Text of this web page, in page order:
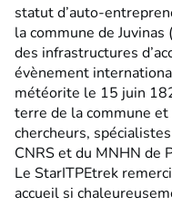
statut d’auto-
la commune de
des infrastructures
évènement
météorite le 15 juin
terre de la commune
chercheurs,
CNRS et du MNHN de
Le StarITPEtrek
accueil si